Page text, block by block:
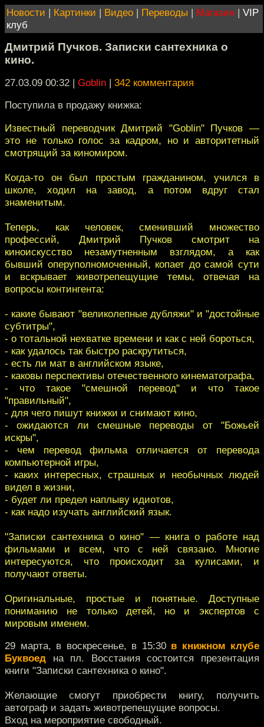
Новости | Картинки | Видео | Переводы | Магазин | VIP
клуб
Дмитрий Пучков. Записки сантехника о
кино.
27.03.09 00:32 | Goblin | 342 комментария
Поступила в продажу книжка:
Известный переводчик Дмитрий "Goblin" Пучков —
это не только голос за кадром, но и авторитетный
смотрящий за киномиром.
Когда-то он был простым гражданином, учился в
школе, ходил на завод, а потом вдруг стал
знаменитым.
Теперь, как человек, сменивший множество
профессий, Дмитрий Пучков смотрит на
киноискусство незамутненным взглядом, а как
бывший оперуполномоченный, копает до самой сути
и вскрывает животрепещущие темы, отвечая на
вопросы контингента:
- какие бывают "великолепные дубляжи" и "достойные
субтитры",
- о тотальной нехватке времени и как с ней бороться,
- как удалось так быстро раскрутиться,
- есть ли мат в английском языке,
- каковы перспективы отечественного кинематографа,
- что такое "смешной перевод" и что такое
"правильный",
- для чего пишут книжки и снимают кино,
- ожидаются ли смешные переводы от "Божьей
искры",
- чем перевод фильма отличается от перевода
компьютерной игры,
- каких интересных, страшных и необычных людей
видел в жизни,
- будет ли предел наплыву идиотов,
- как надо изучать английский язык.
"Записки сантехника о кино" — книга о работе над
фильмами и всем, что с ней связано. Многие
интересуются, что происходит за кулисами, и
получают ответы.
Оригинальные, простые и понятные. Доступные
пониманию не только детей, но и экспертов с
мировым именем.
29 марта, в воскресенье, в 15:30 в книжном клубе
Буквоед на пл. Восстания состоится презентация
книги "Записки сантехника о кино".
Желающие смогут приобрести книгу, получить
автограф и задать животрепещущие вопросы.
Вход на мероприятие свободный.